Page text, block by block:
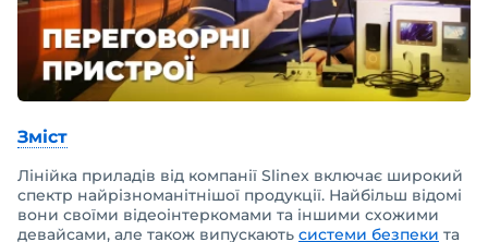
Зміст
Лінійка приладів від компанії Slinex включає широкий
спектр найрізноманітнішої продукції. Найбільш відомі
вони своїми відеоінтеркомами та іншими схожими
девайсами, але також випускають системи безпеки та